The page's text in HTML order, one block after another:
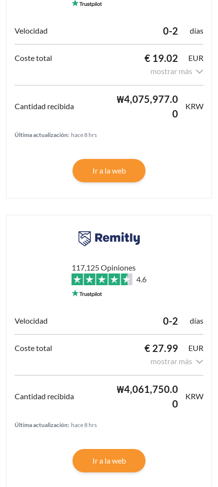
0-2 días
€ 19.02
EUR
mostrar más
₩4,075,977.0
0
KRW
Última actualización: hace 8 hrs
Ir a la web
117,125 Opiniones
4.6
0-2 días
€ 27.99
EUR
mostrar más
₩4,061,750.0
0
KRW
Última actualización: hace 8 hrs
Ir a la web